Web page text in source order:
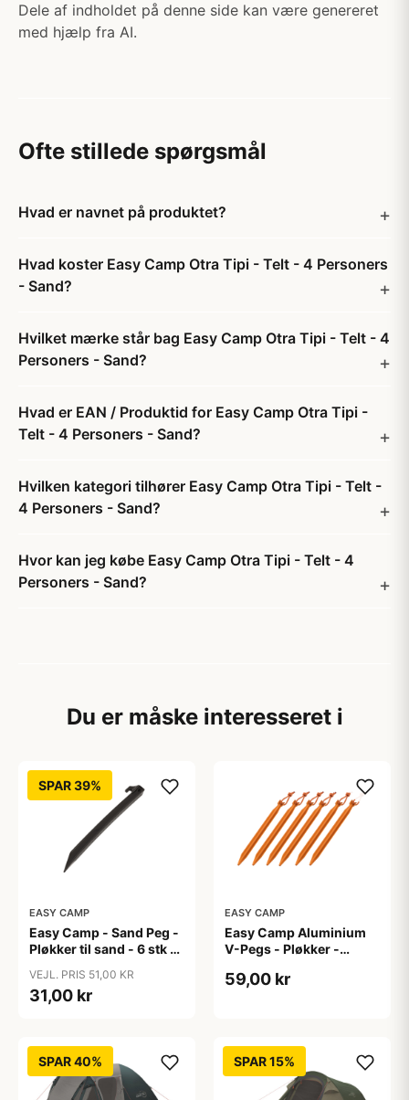
Dele af indholdet på denne side kan være genereret
med hjælp fra AI.
Ofte stillede spørgsmål
Hvad er navnet på produktet?
Hvad koster Easy Camp Otra Tipi - Telt - 4 Personers
- Sand?
Hvilket mærke står bag Easy Camp Otra Tipi - Telt - 4
Personers - Sand?
Hvad er EAN / Produktid for Easy Camp Otra Tipi -
Telt - 4 Personers - Sand?
Hvilken kategori tilhører Easy Camp Otra Tipi - Telt -
4 Personers - Sand?
Hvor kan jeg købe Easy Camp Otra Tipi - Telt - 4
Personers - Sand?
Du er måske interesseret i
SPAR 39%
EASY CAMP
Easy Camp - Sand Peg -
Pløkker til sand - 6 stk -
VEJL. PRIS 51,00 KR
31,00 kr
EASY CAMP
Easy Camp Aluminium
V-Pegs - Pløkker -
59,00 kr
SPAR 40% SPAR 15%